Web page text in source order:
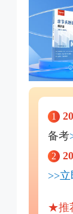
1
备考
2
>>
★推